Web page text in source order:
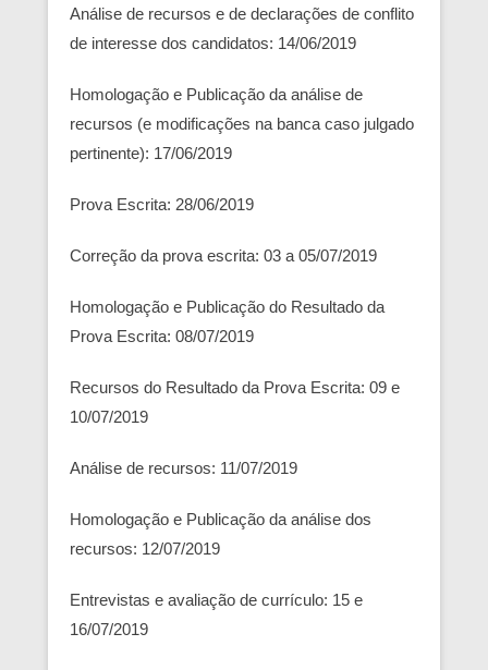
Análise de recursos e de declarações de conflito
de interesse dos candidatos: 14/06/2019
Homologação e Publicação da análise de
recursos (e modificações na banca caso julgado
pertinente): 17/06/2019
Prova Escrita: 28/06/2019
Correção da prova escrita: 03 a 05/07/2019
Homologação e Publicação do Resultado da
Prova Escrita: 08/07/2019
Recursos do Resultado da Prova Escrita: 09 e
10/07/2019
Análise de recursos: 11/07/2019
Homologação e Publicação da análise dos
recursos: 12/07/2019
Entrevistas e avaliação de currículo: 15 e
16/07/2019